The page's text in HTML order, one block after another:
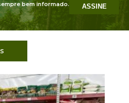
bem informado. ASSINE